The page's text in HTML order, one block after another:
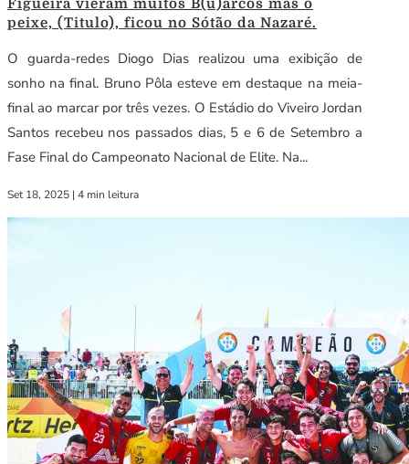
Figueira vieram muitos B(u)arcos mas o
peixe, (Titulo), ficou no Sótão da Nazaré.
O guarda-redes Diogo Dias realizou uma exibição de
sonho na final. Bruno Pôla esteve em destaque na meia-
final ao marcar por três vezes. O Estádio do Viveiro Jordan
Santos recebeu nos passados dias, 5 e 6 de Setembro a
Fase Final do Campeonato Nacional de Elite. Na...
Set 18, 2025 | 4 min leitura